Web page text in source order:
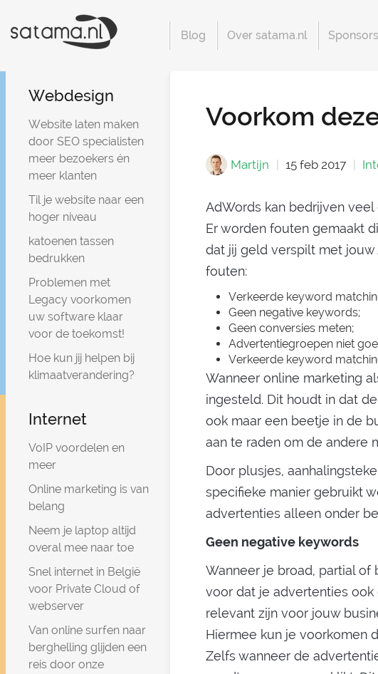
Blog Over satama.nl Sponsors
Webdesign
Website laten maken
door SEO specialisten
meer bezoekers én
meer klanten
Til je website naar een
hoger niveau
katoenen tassen
bedrukken
Problemen met
Legacy voorkomen
uw software klaar
voor de toekomst!
Hoe kun jij helpen bij
klimaatverandering?
Internet
VoIP voordelen en
meer
Online marketing is van
belang
Neem je laptop altijd
overal mee naar toe
Snel internet in België
voor Private Cloud of
webserver
Van online surfen naar
berghelling glijden een
reis door onze
Voorkom
Martijn 15 feb 2017
AdWords kan bedrijven
Er worden fouten gemaakt
dat jij geld verspilt met jouw
fouten:
Verkeerde keyword
Geen negative keywords;
Geen conversies meten;
Advertentiegroepen niet
Verkeerde keyword
Wanneer online marketing
ingesteld. Dit houdt in dat
ook maar een beetje in de
aan te raden om de andere
Door plusjes,
specifieke manier gebruikt
advertenties alleen onder
Geen negative keywords
Wanneer je broad, partial
voor dat je advertenties
relevant zijn voor jouw
Hiermee kun je voorkomen
Zelfs wanneer de